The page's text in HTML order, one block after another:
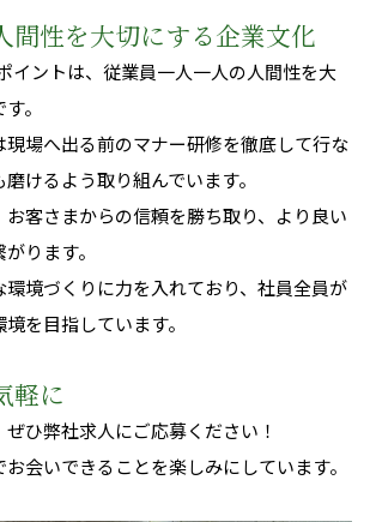
間性を大切にする企業文化
イントは、従業員一人一人の人間性を大
。
場へ出る前のマナー研修を徹底して行な
けるよう取り組んでいます。
客さまからの信頼を勝ち取り、より良い
ります。
境づくりに力を入れており、社員全員が
を目指しています。
軽に
ひ弊社求人にご応募ください！
会いできることを楽しみにしています。